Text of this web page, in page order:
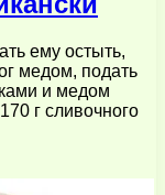
ему остыть,
медом, подать
и медом
г сливочного